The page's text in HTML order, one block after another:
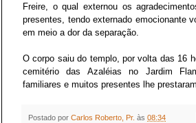
Freire, o qual externou os
presentes, tendo externado emocionante
em meio a dor da separação.
O corpo saiu do templo, por volta das 16
cemitério das Azaléias no Jardim
familiares e muitos presentes lhe
Postado por Carlos Roberto, Pr. às 08:34